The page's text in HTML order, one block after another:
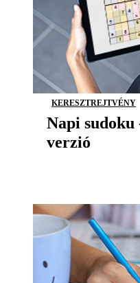
KERESZTREJTVÉNY
Napi sudoku
verzió